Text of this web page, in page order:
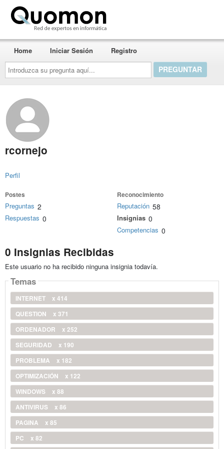
Introduzca
su
pregunta
aquí...
Home Iniciar Sesión Registro
rcornejo
Perfil
Postes
Preguntas 2
Respuestas 0
Reconocimiento
Reputación 58
Insignias 0
Competencias 0
0 Insignias Recibidas
Este usuario no ha recibido ninguna insignia todavía.
Temas
INTERNET
x 414
QUESTION
x 371
ORDENADOR
x 252
SEGURIDAD
x 190
PROBLEMA
x 182
OPTIMIZACIÓN
x 122
WINDOWS
x 88
ANTIVIRUS
x 86
PAGINA
x 85
PC
x 82